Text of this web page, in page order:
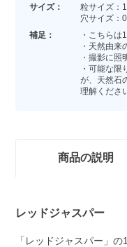
サイズ：
粒サイズ：
穴サイズ：
補足：
・こちらは
・天然由来
・撮影に照
・可能な
が、天然石
理解くださ
商品の説明
レッドジャスパー
「レッドジャスパー」